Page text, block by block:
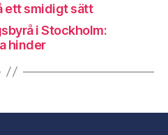
ett smidigt sätt
i Stockholm:
hinder